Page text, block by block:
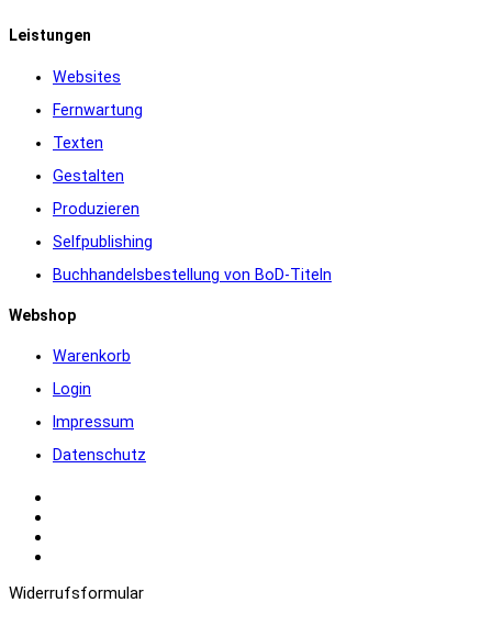
Leistungen
Websites
Fernwartung
Texten
Gestalten
Produzieren
Selfpublishing
Buchhandelsbestellung von BoD-Titeln
Webshop
Warenkorb
Login
Impressum
Datenschutz
Widerrufsformular